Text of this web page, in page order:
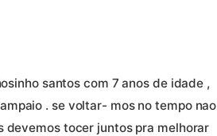
santos com 7 anos de idade ,
. se voltar- mos no tempo nao
tocer juntos pra melhorar